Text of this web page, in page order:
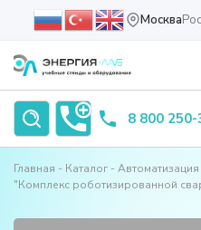
Москва
8 800
Главная Каталог
"Комплекс роботизированной